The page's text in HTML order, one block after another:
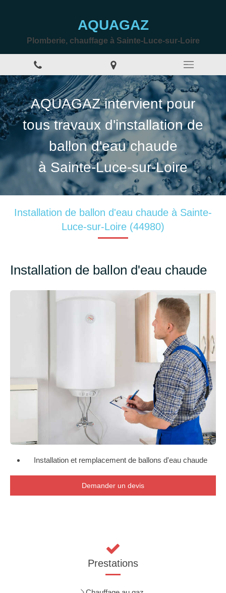
AQUAGAZ
Plomberie, chauffage à Sainte-Luce-sur-Loire
AQUAGAZ intervient pour
tous travaux d'installation de
ballon d'eau chaude
à Sainte-Luce-sur-Loire
Installation de ballon d'eau chaude à Sainte-
Luce-sur-Loire (44980)
Installation de ballon d'eau chaude
Installation et remplacement de ballons d'eau chaude
Demander un devis
Prestations